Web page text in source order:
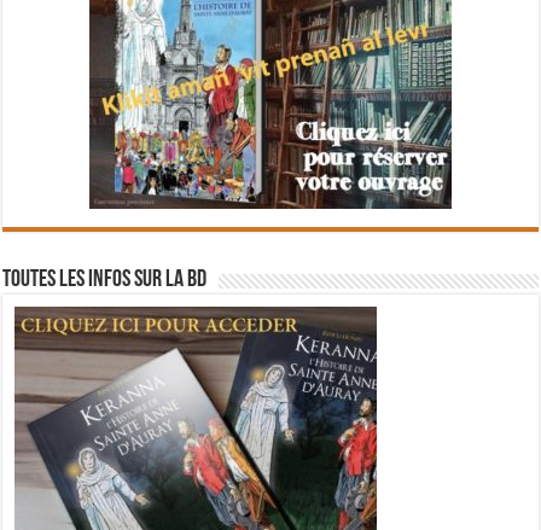
Toutes les infos sur la BD